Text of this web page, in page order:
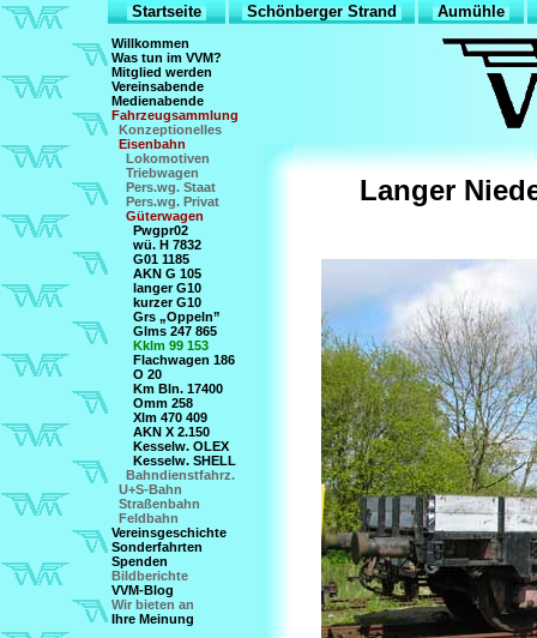
Startseite Schönberger Strand Aumühle
Willkommen
Was tun im VVM?
Mitglied werden
Vereinsabende
Medienabende
Fahrzeugsammlung
Konzeptionelles
Eisenbahn
Lokomotiven
Triebwagen
Pers.wg. Staat
Pers.wg. Privat
Güterwagen
Pwgpr02
wü. H 7832
G01 1185
AKN G 105
langer G10
kurzer G10
Grs „Oppeln”
Glms 247 865
Kklm 99 153
Flachwagen 186
O 20
Km Bln. 17400
Omm 258
Xlm 470 409
AKN X 2.150
Kesselw. OLEX
Kesselw. SHELL
Bahndienstfahrz.
U+S-Bahn
Straßenbahn
Feldbahn
Vereinsgeschichte
Sonderfahrten
Spenden
Bildberichte
VVM-Blog
Wir bieten an
Ihre Meinung
Langer